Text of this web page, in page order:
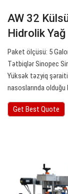
AW 32
Hidrolik
Paket ölçüsü: 5
Tətbiqlər Sinopec
Yüksək təzyiq
nasoslarında
Get Best Quote